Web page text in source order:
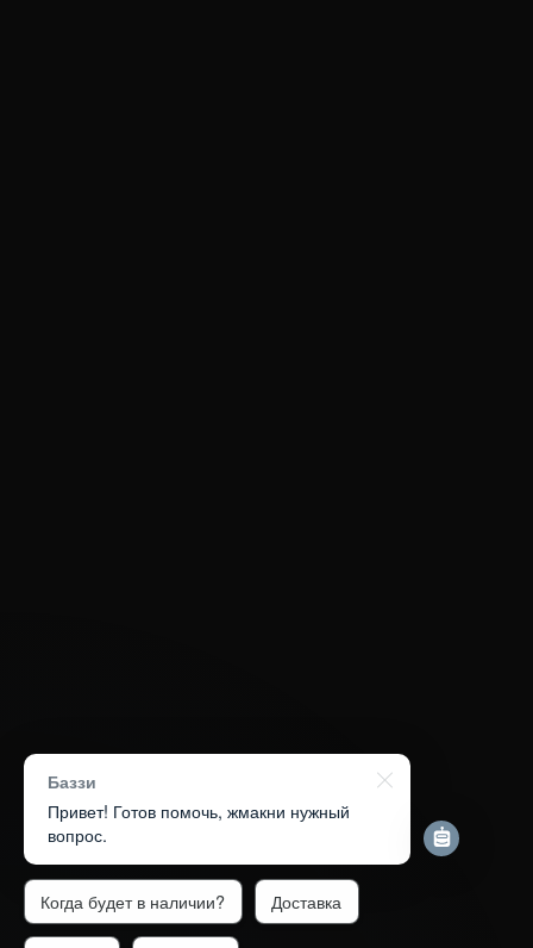
Баззи
Привет! Готов помочь, жмакни нужный
вопрос.
Когда будет в наличии? Доставка